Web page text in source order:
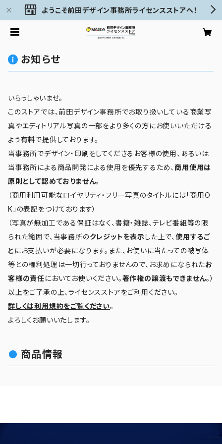
ようこそ前田デザイン事務所ライセンスストアへ！
お知らせ
いらっしゃいませ。
このストアでは、前田デザイン事務所でお取り扱いしている商業写
真やエディトリアル写真の一部をより多くの方にお使いいただける
よう有料で提供しております。
当事務所でデザイン・印刷をしてくださるお客様の使用、あるいは
当事務所による商品開発による使用を優先するため、商用使用は
原則として認めておりません。
（商用利用可能なロイヤリティ・フリー写真のタイトルには「商用O
K」の表記をつけております）
（写真が無加工である保証はなく、書籍・雑誌、テレビ番組等の限
られた範囲で、当事務所のクレジットを表示した上で、使用するご
と にお支払いが必要になります。また、お使いに当たっての被写体
等との権利処理は一切行っておりませんので、お求めになられたお
客様の責任においてお使いください。著作権の譲渡もできません。）
以上をご了承の上、ライセンスストアをご利用ください。
詳しくは利用規約をご覧ください。
よろしくお願いいたします。
商品情報